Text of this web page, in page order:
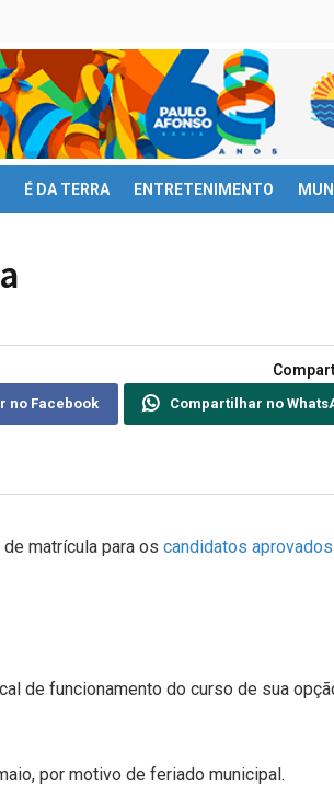
É DA TERRA ENTRETENIMENTO
no Facebook Compartilhar no
matrícula para os candidatos
de funcionamento do curso de sua
por motivo de feriado municipal.